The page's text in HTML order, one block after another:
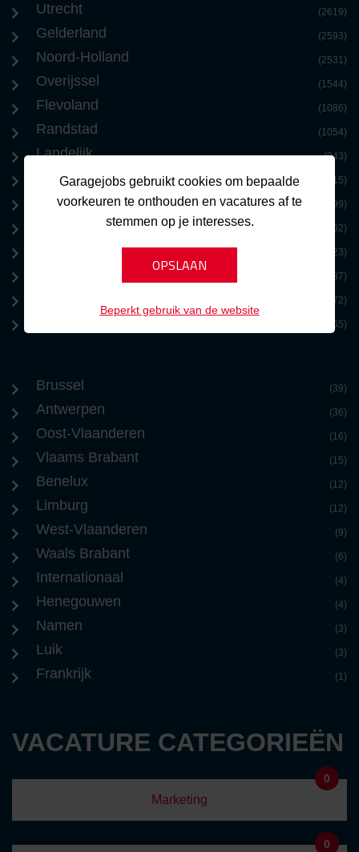
Utrecht (2619)
Gelderland (2593)
Noord-Holland (2531)
Overijssel (1544)
Flevoland (1086)
Randstad (1054)
Landelijk (943)
Drenthe (815)
Friesland (799)
Internationaal (762)
(723)
(687)
(572)
(365)
Brussel (39)
Antwerpen (36)
Oost-Vlaanderen (16)
Vlaams Brabant (15)
Benelux (12)
Limburg (12)
West-Vlaanderen (9)
Waals Brabant (6)
Internationaal (4)
Henegouwen (4)
Namen (3)
Luik (3)
Frankrijk (1)
VACATURE CATEGORIEËN
Marketing
0
0
Garagejobs gebruikt cookies om bepaalde
voorkeuren te onthouden en vacatures af te
stemmen op je interesses.
Beperkt gebruik van de website